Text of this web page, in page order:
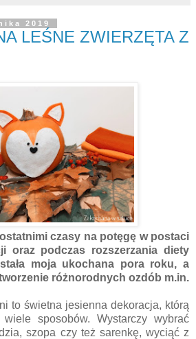
2019
LEŚNE ZWIERZĘTA Z
czasy na potęgę w postaci
oraz podczas rozszerzania diety
moja ukochana pora roku, a
różnorodnych ozdób m.in.
to świetna jesienna dekoracja, którą
sposobów. Wystarczy wybrać
szopa czy też sarenkę, wyciąć z